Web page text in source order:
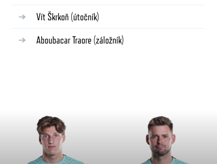
Vít Škrkoň (útočník)
Aboubacar Traore (záložník)